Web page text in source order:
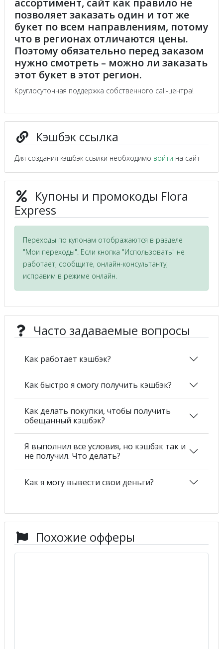
ассортимент, сайт как правило не
позволяет заказать один и тот же
букет по всем направлениям, потому
что в регионах отличаются цены.
Поэтому обязательно перед заказом
нужно смотреть – можно ли заказать
этот букет в этот регион.
Круглосуточная поддержка собственного call-центра!
Кэшбэк ссылка
Для создания кэшбэк ссылки необходимо войти на сайт
Купоны и промокоды Flora
Express
Переходы по купонам отображаются в разделе
"Мои переходы". Если кнопка "Использовать" не
работает, сообщите, онлайн-консультанту,
исправим в режиме онлайн.
Часто задаваемые вопросы
Как работает кэшбэк?
Как быстро я смогу получить кэшбэк?
Как делать покупки, чтобы получить
обещанный кэшбэк?
Я выполнил все условия, но кэшбэк так и
не получил. Что делать?
Как я могу вывести свои деньги?
Похожие офферы